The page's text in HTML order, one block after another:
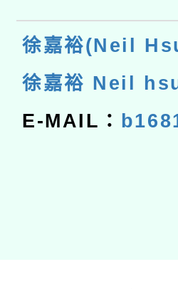
徐嘉裕(Neil
徐嘉裕 Neil
E-MAIL：